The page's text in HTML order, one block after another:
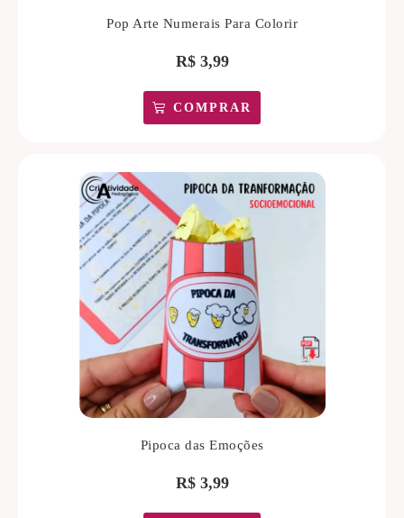
Pop Arte Numerais Para Colorir
R$3,99
COMPRAR
Pipoca das Emoções
R$3,99